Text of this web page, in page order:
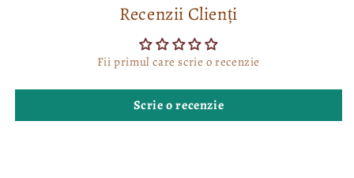
Recenzii Clienți
Fii primul care scrie o recenzie
Scrie o recenzie